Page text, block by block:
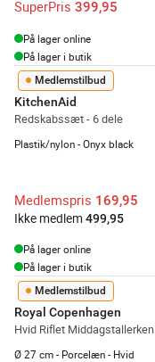
SuperPris 399,95
På lager online
På lager i butik
Medlemstilbud
KitchenAid
Redskabssæt - 6 dele
Plastik/nylon - Onyx black
Medlemspris 169,95
Ikke medlem 499,95
På lager online
På lager i butik
Medlemstilbud
Royal Copenhagen
Hvid Riflet Middagstallerken
Ø 27 cm - Porcelæn - Hvid